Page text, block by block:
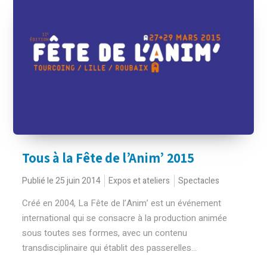
Tous à la Fête de l’Anim’ 2015
Publié le 25 juin 2014 Expos et ateliers Spectacles
Créé en 2004, La Fête de l’Anim’ est un événement
international qui se consacre à la production animée
sous toutes ses formes, avec un contenu
transdisciplinaire qui établit des passerelles...